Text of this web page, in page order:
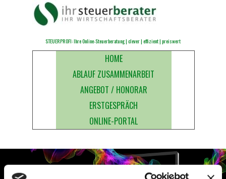
Direkt zum Seiteninhalt
Menü überspringen
HOME
ABLAUF ZUSAMMENARBEIT
ANGEBOT / HONORAR
ERSTGESPRÄCH
ONLINE-PORTAL
STEUERPROFI: Ihre Online-Steuerberatung | clever | effizient | preiswert